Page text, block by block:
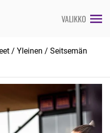
VALIKKO
/ Yleinen / Seitsemän